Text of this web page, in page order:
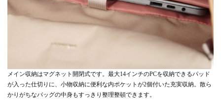
メイン収納はマグネット開閉式です。最大14インチのPCを収納できるパッド
が入った仕切りに、小物収納に便利な内ポケットが2個付いた充実収納。散ら
かりがちなバッグの中身もすっきり整理整頓できます。